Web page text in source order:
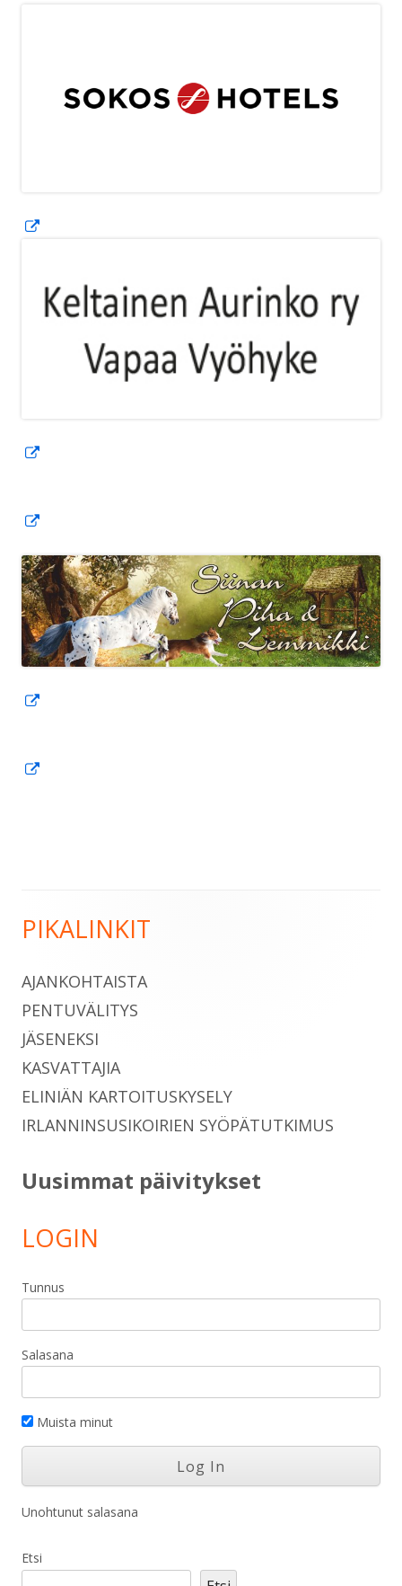
ikkunaan
Sivupalkki
PIKALINKIT
AJANKOHTAISTA
PENTUVÄLITYS
JÄSENEKSI
KASVATTAJIA
ELINIÄN KARTOITUSKYSELY
IRLANNINSUSIKOIRIEN SYÖPÄTUTKIMUS
Uusimmat päivitykset
LOGIN
Tunnus
Salasana
Muista minut
Unohtunut salasana
Etsi